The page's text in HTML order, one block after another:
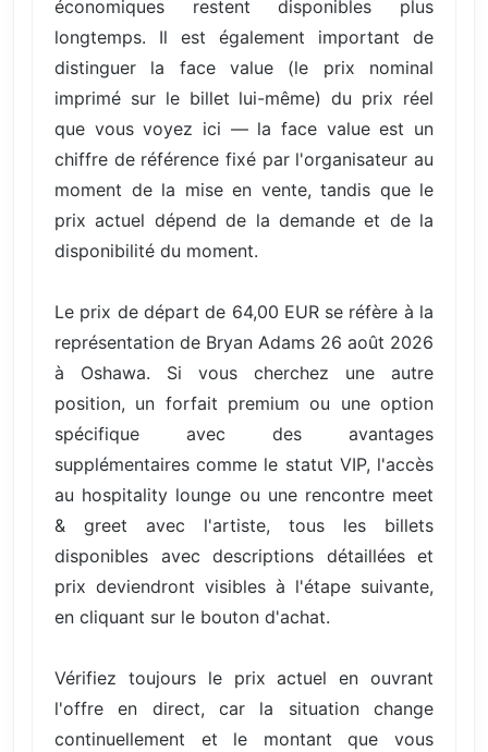
économiques restent disponibles plus
longtemps. Il est également important de
distinguer la face value (le prix nominal
imprimé sur le billet lui-même) du prix réel
que vous voyez ici — la face value est un
chiffre de référence fixé par l'organisateur au
moment de la mise en vente, tandis que le
prix actuel dépend de la demande et de la
disponibilité du moment.
Le prix de départ de 64,00 EUR se réfère à la
représentation de Bryan Adams 26 août 2026
à Oshawa. Si vous cherchez une autre
position, un forfait premium ou une option
spécifique avec des avantages
supplémentaires comme le statut VIP, l'accès
au hospitality lounge ou une rencontre meet
& greet avec l'artiste, tous les billets
disponibles avec descriptions détaillées et
prix deviendront visibles à l'étape suivante,
en cliquant sur le bouton d'achat.
Vérifiez toujours le prix actuel en ouvrant
l'offre en direct, car la situation change
continuellement et le montant que vous